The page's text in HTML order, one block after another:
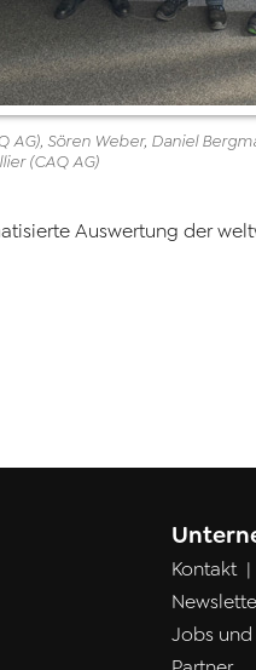
AG), Sören Weber, Daniel
(CAQ AG)
Auswertung der
Kontakt|
Jobs und